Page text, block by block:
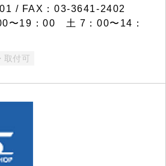
/ FAX：03-3641-2402
〜19：00 土 7：00〜14：
取付可